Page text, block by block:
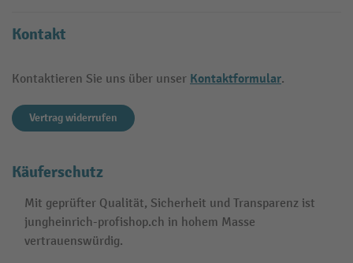
Kontakt
Kontaktieren Sie uns über unser Kontaktformular.
Vertrag widerrufen
Käuferschutz
Mit geprüfter Qualität, Sicherheit und Transparenz ist
jungheinrich-profishop.ch in hohem Masse
vertrauenswürdig.